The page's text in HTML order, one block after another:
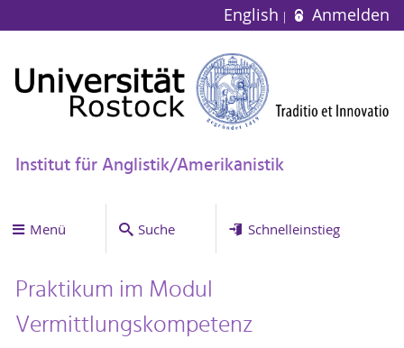
English Anmelden
Institut für Anglistik/Amerikanistik
Menü Suche Schnelleinstieg
Praktikum im Modul
Vermittlungskompetenz